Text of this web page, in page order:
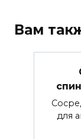
Вам
для